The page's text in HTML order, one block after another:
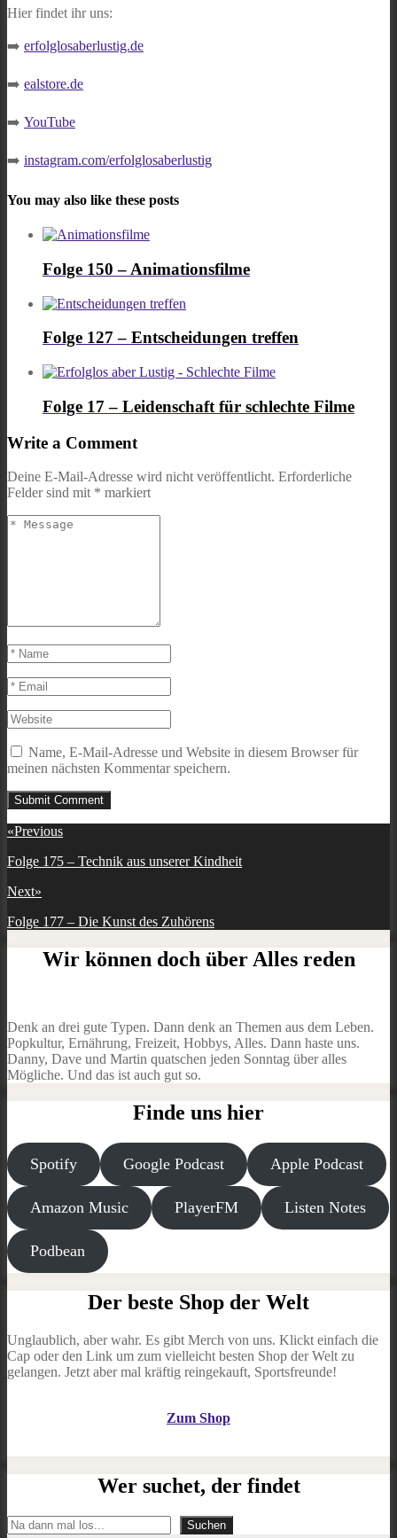
Hier findet ihr uns:
➡️ erfolglosaberlustig.de
➡️ ealstore.de
➡️ YouTube
➡️ instagram.com/erfolglosaberlustig
You may also like these posts
Folge 150 – Animationsfilme
Folge 127 – Entscheidungen treffen
Folge 17 – Leidenschaft für schlechte Filme
Write a Comment
Deine E-Mail-Adresse wird nicht veröffentlicht. Erforderliche
Felder sind mit * markiert
Name, E-Mail-Adresse und Website in diesem Browser für
meinen nächsten Kommentar speichern.
Beitragsnavigation
«Previous
Previous
Folge 175 – Technik aus unserer Kindheit
Next»
Next
Folge 177 – Die Kunst des Zuhörens
Wir können doch über Alles reden
Denk an drei gute Typen. Dann denk an Themen aus dem Leben.
Popkultur, Ernährung, Freizeit, Hobbys, Alles. Dann haste uns.
Danny, Dave und Martin quatschen jeden Sonntag über alles
Mögliche. Und das ist auch gut so.
Finde uns hier
Spotify Google Podcast Apple Podcast
Amazon Music PlayerFM Listen Notes
Podbean
Der beste Shop der Welt
Unglaublich, aber wahr. Es gibt Merch von uns. Klickt einfach die
Cap oder den Link um zum vielleicht besten Shop der Welt zu
gelangen. Jetzt aber mal kräftig reingekauft, Sportsfreunde!
Zum Shop
Wer suchet, der findet
Suchen Suchen